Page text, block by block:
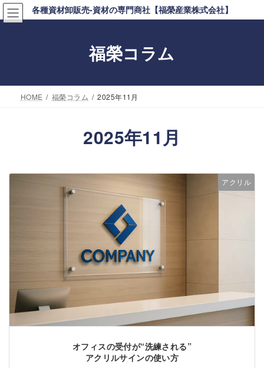
コ
ン
ナ
ビ
各種資材卸販売-資材の専門商社【福榮産業株式会社】
福榮コラム
HOME 福榮コラム 2025年11月
2025年11月
アクリル
オフィスの受付が“洗練される”
アクリルサインの使い方